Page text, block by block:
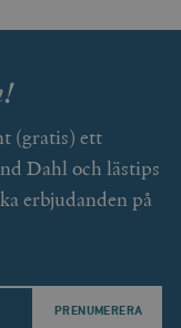
(gratis) ett
Dahl och lästips
erbjudanden på